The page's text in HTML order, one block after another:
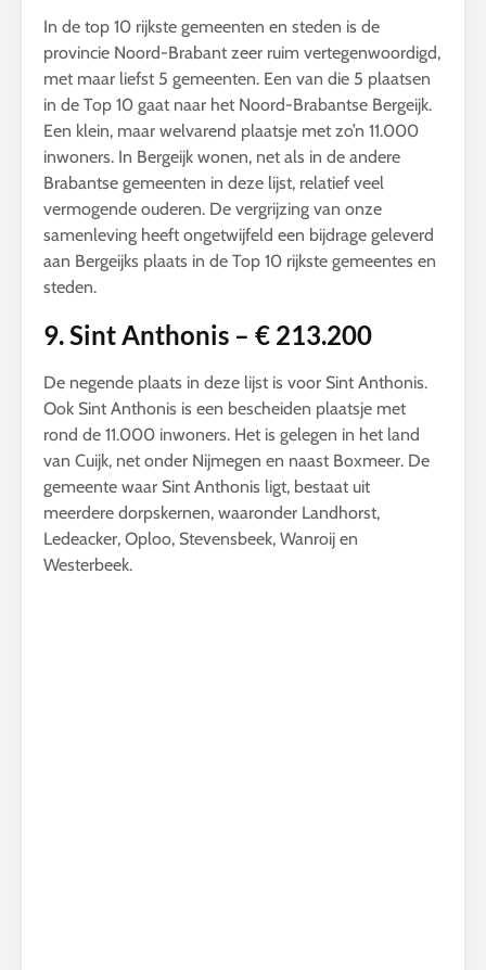
In de top 10 rijkste gemeenten en steden is de
provincie Noord-Brabant zeer ruim vertegenwoordigd,
met maar liefst 5 gemeenten. Een van die 5 plaatsen
in de Top 10 gaat naar het Noord-Brabantse Bergeijk.
Een klein, maar welvarend plaatsje met zo’n 11.000
inwoners. In Bergeijk wonen, net als in de andere
Brabantse gemeenten in deze lijst, relatief veel
vermogende ouderen. De vergrijzing van onze
samenleving heeft ongetwijfeld een bijdrage geleverd
aan Bergeijks plaats in de Top 10 rijkste gemeentes en
steden.
9. Sint Anthonis – € 213.200
De negende plaats in deze lijst is voor Sint Anthonis.
Ook Sint Anthonis is een bescheiden plaatsje met
rond de 11.000 inwoners. Het is gelegen in het land
van Cuijk, net onder Nijmegen en naast Boxmeer. De
gemeente waar Sint Anthonis ligt, bestaat uit
meerdere dorpskernen, waaronder Landhorst,
Ledeacker, Oploo, Stevensbeek, Wanroij en
Westerbeek.